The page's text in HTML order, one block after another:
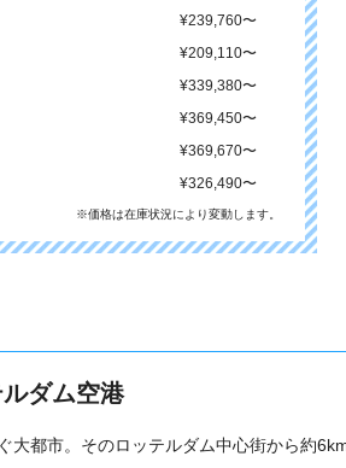
¥239,760〜
¥209,110〜
¥339,380〜
¥369,450〜
¥369,670〜
¥326,490〜
※価格は在庫状況により変動します。
ダム空港
大都市。そのロッテルダム中心街から約